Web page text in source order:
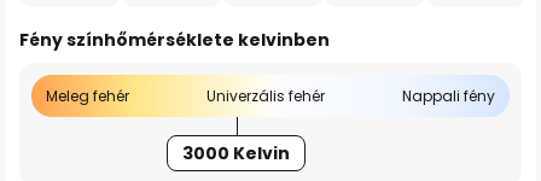
Fény színhőmérséklete kelvinben
Meleg fehér Univerzális fehér Nappali fény
3000 Kelvin